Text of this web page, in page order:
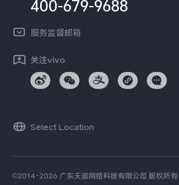
蓝河操作系统
400-679-9688
服务监督邮箱
关注vivo
Select Location
©2014-2026 广东天宸网络科技有限公司 版权所有